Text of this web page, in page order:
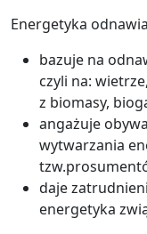
Energetyka
bazuje na
czyli na:
z biomasy,
angażuje
wytwarzania
daje
energetyka